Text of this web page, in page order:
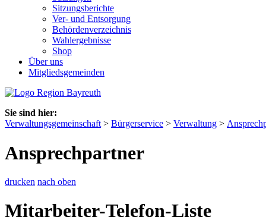
Sitzungsberichte
Ver- und Entsorgung
Behördenverzeichnis
Wahlergebnisse
Shop
Über uns
Mitgliedsgemeinden
Sie sind hier:
Verwaltungsgemeinschaft > Bürgerservice > Verwaltung >
Ansprechpartner
drucken nach oben
Mitarbeiter-Telefon-Liste